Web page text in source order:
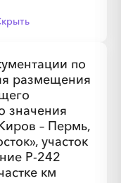
по
размещения
значения
– Пермь,
участок
Р-242
км